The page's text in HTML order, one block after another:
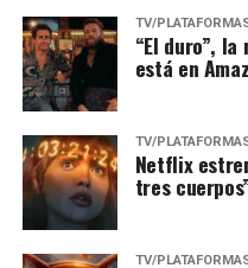
TV/
“El duro”,
está en
TV/
Netflix
tres
TV/